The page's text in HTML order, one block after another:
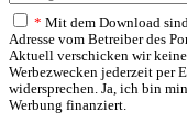
* Mit dem Download
Adresse vom Betreiber des
Aktuell verschicken wir
Werbezwecken jederzeit per
widersprechen. Ja, ich bin
Werbung finanziert.